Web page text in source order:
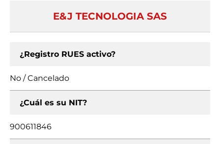
E&J TECNOLOGIA SAS
¿Registro RUES activo?
No / Cancelado
¿Cuál es su NIT?
900611846